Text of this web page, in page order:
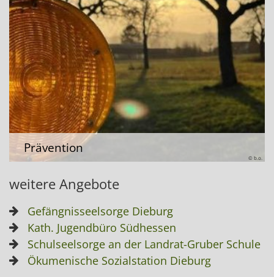
Prävention
© b.o.
weitere Angebote
Gefängnisseelsorge Dieburg
Kath. Jugendbüro Südhessen
Schulseelsorge an der Landrat-Gruber Schule
Ökumenische Sozialstation Dieburg